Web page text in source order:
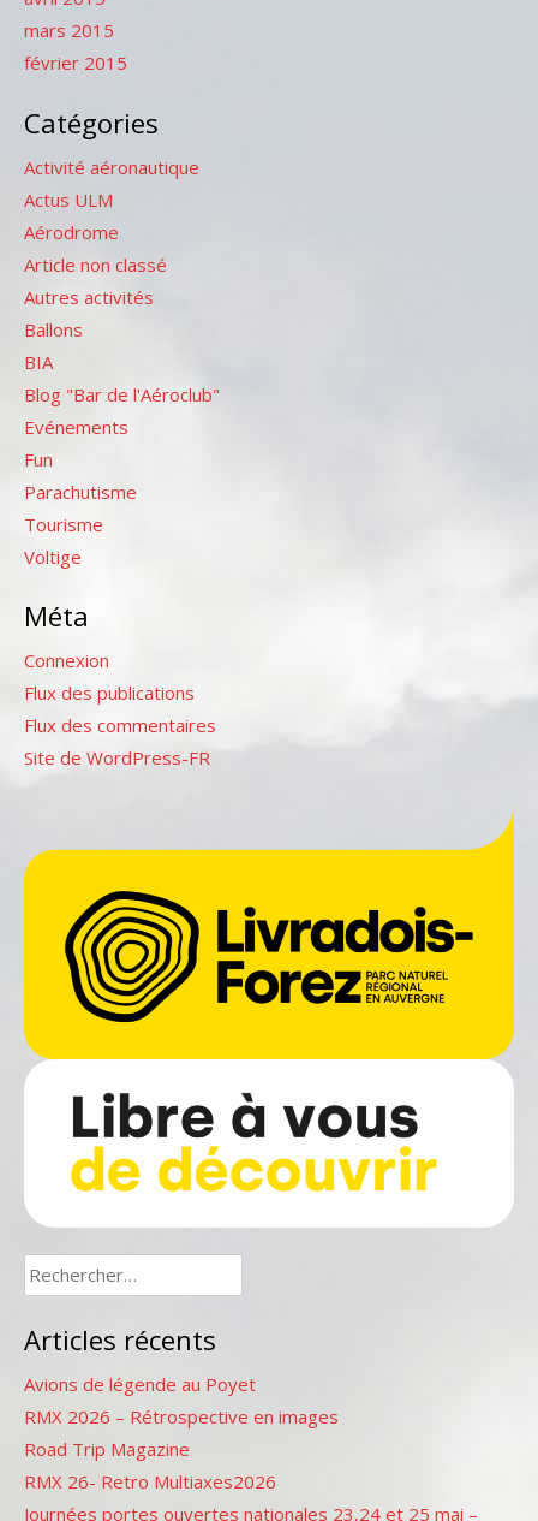
mars 2015
février 2015
Catégories
Activité aéronautique
Actus ULM
Aérodrome
Article non classé
Autres activités
Ballons
BIA
Blog "Bar de l'Aéroclub"
Evénements
Fun
Parachutisme
Tourisme
Voltige
Méta
Connexion
Flux des publications
Flux des commentaires
Site de WordPress-FR
Rechercher :
Articles récents
Avions de légende au Poyet
RMX 2026 – Rétrospective en images
Road Trip Magazine
RMX 26- Retro Multiaxes2026
Journées portes ouvertes nationales 23,24 et 25 mai –